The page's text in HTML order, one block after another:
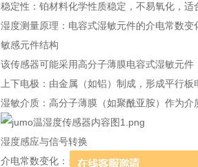
稳定性：铂材料化学性质稳定，不易氧化，适
湿度测量原理：电容式湿敏元件的介电常数变
敏感元件结构
该传感器可能采用高分子薄膜电容式湿敏元件
上下电极：由金属（如铝）制成，形成平行板
湿敏介质：高分子薄膜（如聚酰亚胺）作为介
湿度感应与信号转换
介电常数变化：当环境湿度变化时，高分子薄